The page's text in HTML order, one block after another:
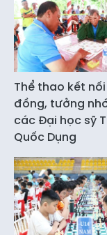
Thể thao kết
đồng, tưởng
các Đại học sỹ
Quốc Dụng